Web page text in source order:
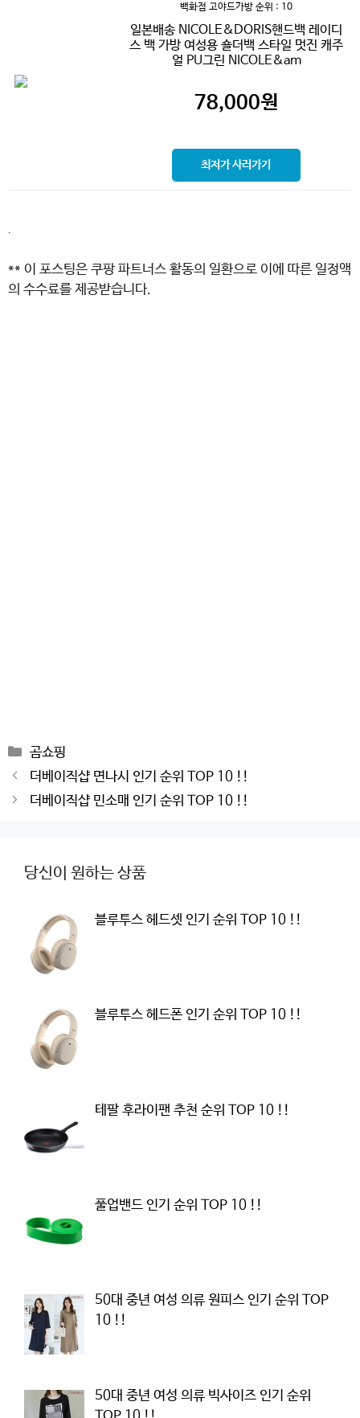
백화점 고야드가방 순위 : 10
일본배송 NICOLE&DORIS핸드백 레이디
스 백 가방 여성용 숄더백 스타일 멋진 캐주
얼 PU그린 NICOLE&am
78,000원
최저가 사러가기
.
** 이 포스팅은 쿠팡 파트너스 활동의 일환으로 이에 따른 일정액
의 수수료를 제공받습니다.
Categories
곰쇼핑
Post
navigation
더베이직샵 면나시 인기 순위 TOP 10 !!
더베이직샵 민소매 인기 순위 TOP 10 !!
당신이 원하는 상품
블루투스 헤드셋 인기 순위 TOP 10 !!
블루투스 헤드폰 인기 순위 TOP 10 !!
테팔 후라이팬 추천 순위 TOP 10 !!
풀업밴드 인기 순위 TOP 10 !!
50대 중년 여성 의류 원피스 인기 순위 TOP
10 !!
50대 중년 여성 의류 빅사이즈 인기 순위